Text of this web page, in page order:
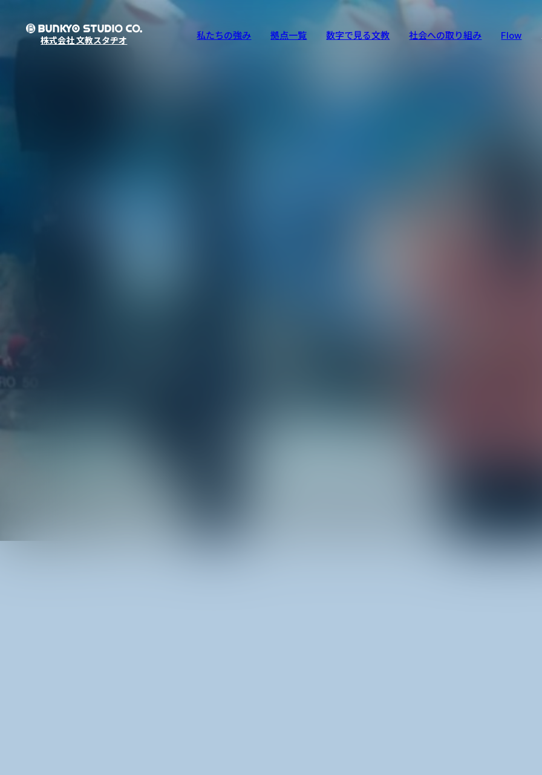
株式会社 文教スタヂオ 私たちの強み 拠点一覧 数字で見る文教 社会への取り組み Flow